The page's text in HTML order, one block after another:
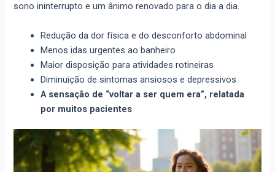
sono ininterrupto e um ânimo renovado para o dia a dia.
Redução da dor física e do desconforto abdominal
Menos idas urgentes ao banheiro
Maior disposição para atividades rotineiras
Diminuição de sintomas ansiosos e depressivos
A sensação de “voltar a ser quem era”, relatada
por muitos pacientes